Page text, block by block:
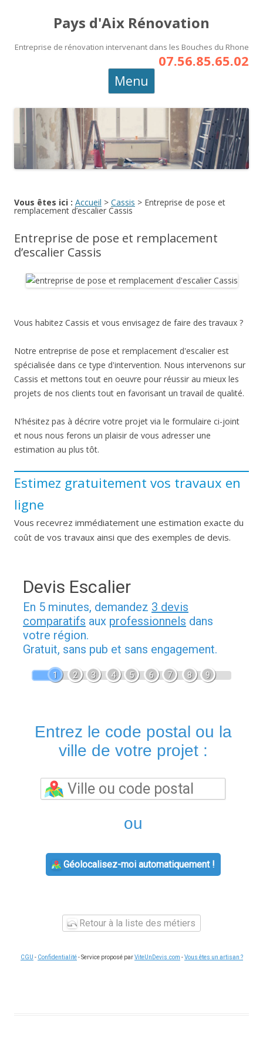
Pays d'Aix Rénovation
Entreprise de rénovation intervenant dans les Bouches du Rhone
07.56.85.65.02
Menu
Vous êtes ici : Accueil > Cassis > Entreprise de pose et
remplacement d’escalier Cassis
Entreprise de pose et remplacement
d’escalier Cassis
Vous habitez Cassis et vous envisagez de faire des travaux ?
Notre entreprise de pose et remplacement d'escalier est
spécialisée dans ce type d'intervention. Nous intervenons sur
Cassis et mettons tout en oeuvre pour réussir au mieux les
projets de nos clients tout en favorisant un travail de qualité.
N'hésitez pas à décrire votre projet via le formulaire ci-joint
et nous nous ferons un plaisir de vous adresser une
estimation au plus tôt.
Estimez gratuitement vos travaux en
ligne
Vous recevrez immédiatement une estimation exacte du
coût de vos travaux ainsi que des exemples de devis.
Devis Escalier
En 5 minutes, demandez 3 devis
comparatifs aux professionnels dans
votre région.
Gratuit, sans pub et sans engagement.
1 2 3 4 5 6 7 8 9
Entrez le code postal ou la
ville de votre projet :
ou
Géolocalisez-moi automatiquement !
Retour à la liste des métiers
CGU - Confidentialité- Service proposé parViteUnDevis.com -Vous êtes un artisan ?